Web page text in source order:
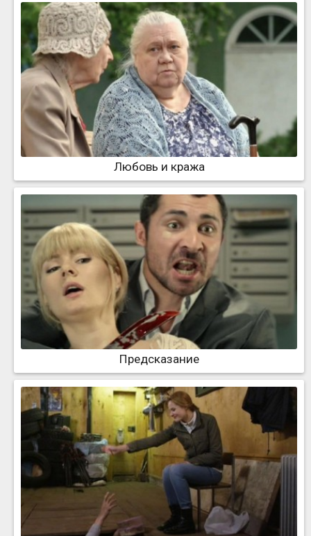
Любовь и кража
Предсказание